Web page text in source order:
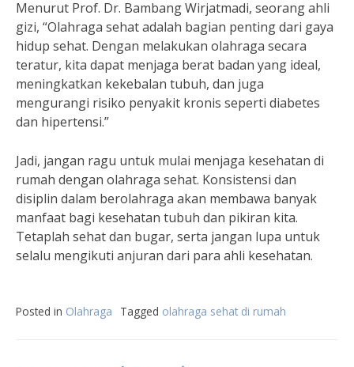
Menurut Prof. Dr. Bambang Wirjatmadi, seorang ahli
gizi, “Olahraga sehat adalah bagian penting dari gaya
hidup sehat. Dengan melakukan olahraga secara
teratur, kita dapat menjaga berat badan yang ideal,
meningkatkan kekebalan tubuh, dan juga
mengurangi risiko penyakit kronis seperti diabetes
dan hipertensi.”
Jadi, jangan ragu untuk mulai menjaga kesehatan di
rumah dengan olahraga sehat. Konsistensi dan
disiplin dalam berolahraga akan membawa banyak
manfaat bagi kesehatan tubuh dan pikiran kita.
Tetaplah sehat dan bugar, serta jangan lupa untuk
selalu mengikuti anjuran dari para ahli kesehatan.
Posted in Olahraga Tagged olahraga sehat di rumah